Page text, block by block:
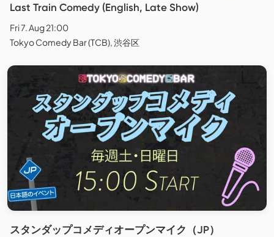
Last Train Comedy (English, Late Show)
Fri 7. Aug 21:00
Tokyo Comedy Bar (TCB), 渋谷区
スタンダップコメディオープンマイク（JP）